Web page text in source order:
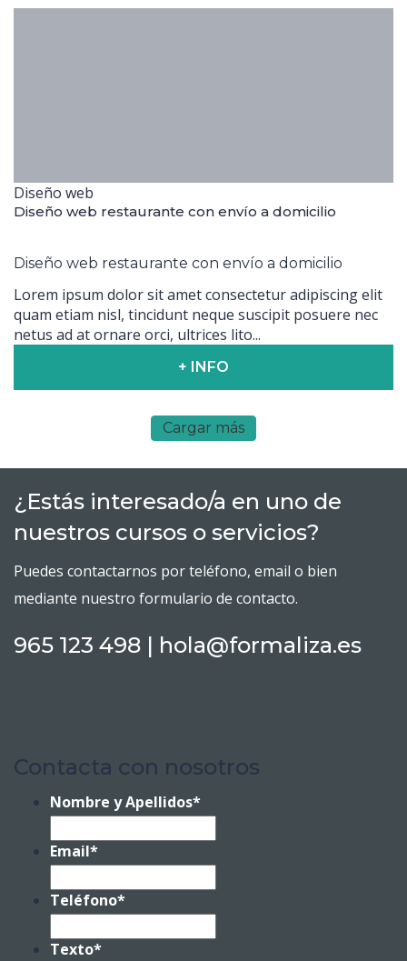
Diseño web
Diseño web restaurante con envío a domicilio
Diseño web restaurante con envío a domicilio
Lorem ipsum dolor sit amet consectetur adipiscing elit
quam etiam nisl, tincidunt neque suscipit posuere nec
netus ad at ornare orci, ultrices lito...
+ INFO
Cargar más
¿Estás interesado/a en uno de
nuestros cursos o servicios?
Puedes contactarnos por teléfono, email o bien
mediante nuestro formulario de contacto.
965 123 498 | hola@formaliza.es
Contacta con nosotros
Nombre y Apellidos*
Email*
Teléfono*
Texto*